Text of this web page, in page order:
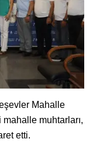
Mahalle
muhtarları,
etti.